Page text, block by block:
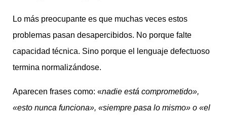
Lo más preocupante es que muchas veces estos
problemas pasan desapercibidos. No porque falte
capacidad técnica. Sino porque el lenguaje defectuoso
termina normalizándose.
Aparecen frases como: «nadie está comprometido»,
«esto nunca funciona», «siempre pasa lo mismo» o «el